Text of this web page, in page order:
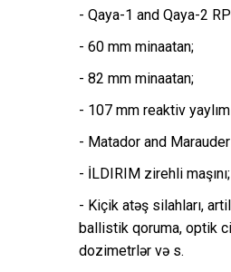
- Qaya-1 and Qaya-2
- 60 mm minaatan;
- 82 mm minaatan;
- 107 mm reaktiv
- Matador and Marauder
- İLDIRIM zirehli maşını;
- Kiçik atəş silahları,
ballistik qoruma, optik
dozimetrlər və s.